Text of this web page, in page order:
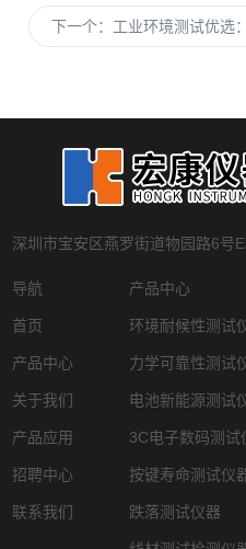
下一个： 工业环境测试优选：深圳
深圳市宝安区燕罗街道物园路6号
导航
首页
产品中心
关于我们
产品应用
招聘中心
联系我们
产品中心
环境耐候性测试
力学可靠性测试
电池新能源测试
3C电子数码测试
按键寿命测试仪
跌落测试仪器